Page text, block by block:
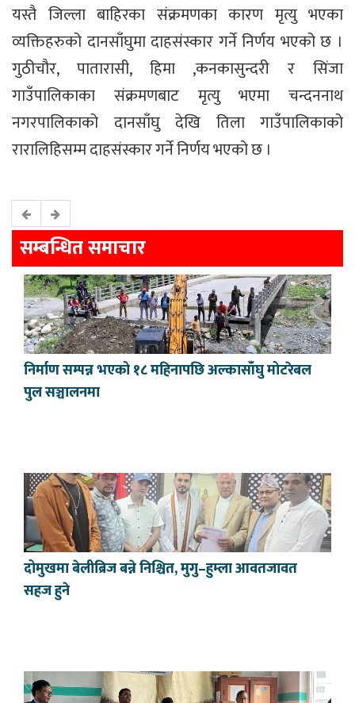
यस्तै जिल्ला बाहिरका संक्रमणका कारण मृत्यु भएका
व्यक्तिहरुको दानसाँघुमा दाहसंस्कार गर्ने निर्णय भएको छ ।
गुठीचौर, पातारासी, हिमा ,कनकासुन्दरी र सिंजा
गाउँपालिकाका संक्रमणबाट मृत्यु भएमा चन्दननाथ
नगरपालिकाको दानसाँघु देखि तिला गाउँपालिकाको
रारालिहिसम्म दाहसंस्कार गर्ने निर्णय भएको छ ।
सम्बन्धित समाचार
निर्माण सम्पन्न भएको १८ महिनापछि अल्कासाँघु मोटरेबल
पुल सञ्चालनमा
दोमुखमा बेलीब्रिज बन्ने निश्चित, मुगु–हुम्ला आवतजावत
सहज हुने